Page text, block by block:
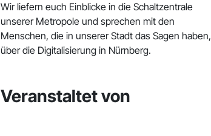
Wir liefern euch Einblicke in die Schaltzentrale
unserer Metropole und sprechen mit den
Menschen, die in unserer Stadt das Sagen haben,
über die Digitalisierung in Nürnberg.
Veranstaltet von